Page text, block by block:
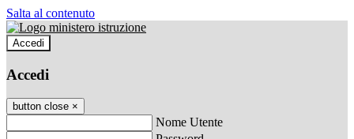
Salta al contenuto
Accedi
Accedi
button close ×
Nome Utente